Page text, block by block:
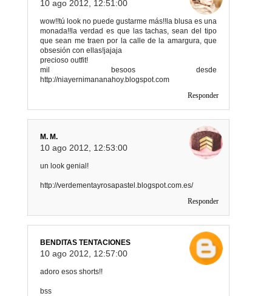
10 ago 2012, 12:51:00
wow!!tú look no puede gustarme más!!la blusa es una
monada!!la verdad es que las tachas, sean del tipo
que sean me traen por la calle de la amargura, que
obsesión con ellas!jajaja
precioso outfit!
mil besoos desde
http://niayernimananahoy.blogspot.com
Responder
M. M.
10 ago 2012, 12:53:00
un look genial!
http://verdementayrosapastel.blogspot.com.es/
Responder
BENDITAS TENTACIONES
10 ago 2012, 12:57:00
adoro esos shorts!!
bss